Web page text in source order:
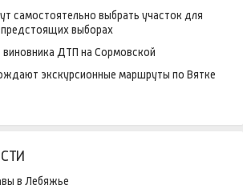
самостоятельно выбрать участок для
предстоящих выборах
ДТП на Сормовской
экскурсионные маршруты по Вятке
в Лебяжье